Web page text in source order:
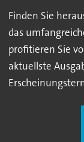
Finden Sie
das
profitieren Sie
aktuellste